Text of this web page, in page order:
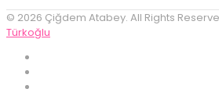
© 2026 Çiğdem Atabey. All Rights
Türkoğlu